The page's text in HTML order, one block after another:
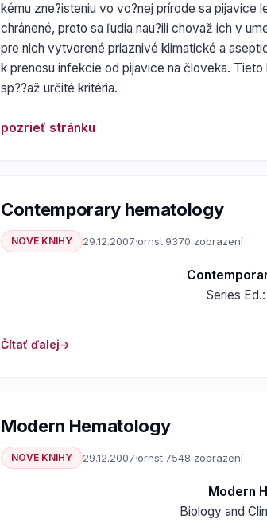
kému zne?isteniu vo vo?nej prírode sa pijavice
chránené, preto sa ľudia nau?ili chovaž ich v
pre nich vytvorené priaznivé klimatické a
k prenosu infekcie od pijavice na človeka.
sp??až určité kritéria.
pozrieť stránku
Contemporary hematology
NOVE KNIHY 29.12.2007·ornst·9370 zobrazení
Series
Čítať ďalej
Modern Hematology
NOVE KNIHY 29.12.2007·ornst·7548 zobrazení
Modern
Biology and